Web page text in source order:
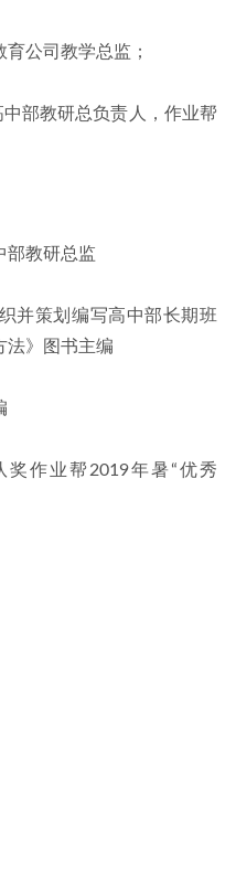
公司教学总监；
部教研总负责人，作业帮
部教研总监
并策划编写高中部长期班
法》图书主编
奖作业帮2019年暑“优秀